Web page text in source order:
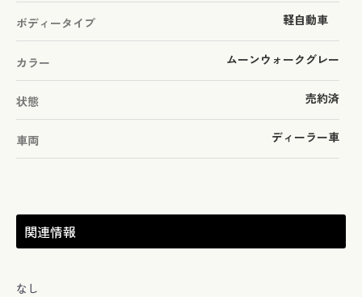
ボディータイプ 軽自動車
カラー ムーンウォークグレー
状態 売約済
車両 ディーラー車
関連情報
なし